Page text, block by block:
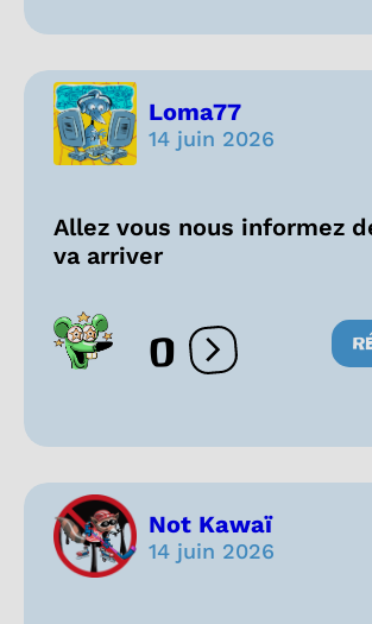
Loma77
14 juin 2026
Allez vous nous informez
va arriver
0 Ouvrir les
Not Kawaï
14 juin 2026